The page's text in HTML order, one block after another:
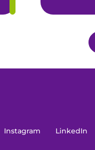
Instagram LinkedIn